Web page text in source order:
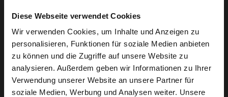
Diese Webseite verwendet Cookies
Wir verwenden Cookies, um Inhalte und Anzeigen zu
personalisieren, Funktionen für soziale Medien anbieten
zu können und die Zugriffe auf unsere Website zu
analysieren. Außerdem geben wir Informationen zu Ihrer
Verwendung unserer Website an unsere Partner für
soziale Medien, Werbung und Analysen weiter. Unsere
Online-Terminbuchung
Für Geschäftskunden
Audi Business
BMW Geschäftskunden